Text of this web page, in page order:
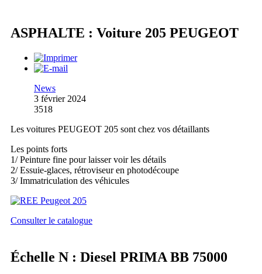
ASPHALTE : Voiture 205 PEUGEOT
News
3 février 2024
3518
Les voitures PEUGEOT 205 sont chez vos détaillants
Les points forts
1/ Peinture fine pour laisser voir les détails
2/ Essuie-glaces, rétroviseur en photodécoupe
3/ Immatriculation des véhicules
Consulter le catalogue
Échelle N : Diesel PRIMA BB 75000